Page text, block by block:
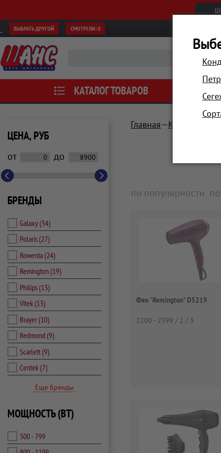
ВЫБРАТЬ ДРУГОЙ СМОТРЕЛИ:0
КАТАЛОГ ТОВАРОВ АКЦИИ
ЦЕНА, РУБ
от до
БРЕНДЫ
Galaxy(34)
Polaris(27)
Rowenta(24)
Remington (19)
Philips(13)
Vitek(13)
Brayer(10)
Redmond (9)
Scarlett(9)
Centek(7)
Еще бренды
МОЩНОСТЬ (ВТ)
500 - 799
Главная Красота и
по популярности
Фен "Remington" D5219
2200 - 2399 / 2 / 3